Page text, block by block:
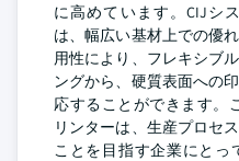
に高めています。CIJシ
は、幅広い基材上での優
用性により、フレキシブ
ングから、硬質表面への
応することができます。
リンターは、生産プロセ
ことを目指す企業にとっ